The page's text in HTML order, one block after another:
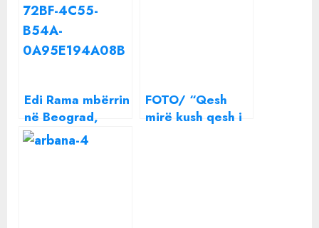
Edi Rama mbërrin
në Beograd,
pritet me
FOTO/ “Qesh
mirë kush qesh i